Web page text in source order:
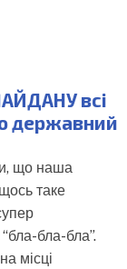
всі
державний
що наша
таке
бла-бла”.
місці